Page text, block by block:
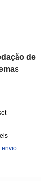
de
envio